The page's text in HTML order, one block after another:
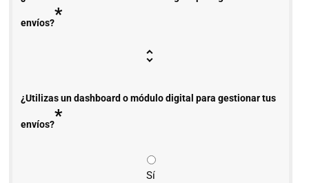
envíos?*
¿Utilizas un dashboard o módulo digital para gestionar tus
envíos?*
Sí